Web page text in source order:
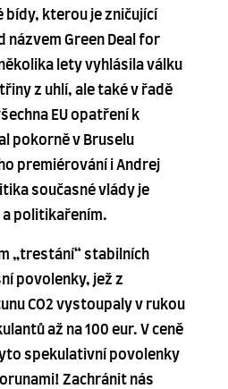
bídy, kterou je zničující
názvem Green Deal for
lety vyhlásila válku
z uhlí, ale také v řadě
EU opatření k
pokorně v Bruselu
premiérování i Andrej
současné vlády je
politikařením.
„trestání“ stabilních
povolenky, jež z
CO2 vystoupaly v rukou
až na 100 eur. V ceně
spekulativní povolenky
Zachránit nás